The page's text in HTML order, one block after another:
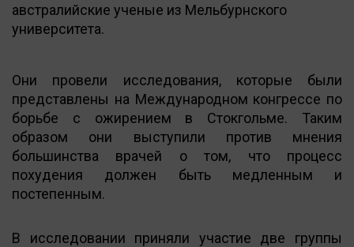
австралийские ученые из Мельбурнского
университета.
Они провели исследования, которые были
представлены на Международном конгрессе по
борьбе с ожирением в Стокгольме. Таким
образом они выступили против мнения
большинства врачей о том, что процесс
похудения должен быть медленным и
постепенным.
В исследовании приняли участие две группы